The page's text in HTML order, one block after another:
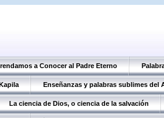
a Conocer al Padre Eterno
Enseñanzas y palabras sublimes del
La ciencia de Dios, o ciencia de la salvación